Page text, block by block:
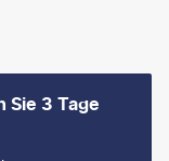
Sie 3 Tage